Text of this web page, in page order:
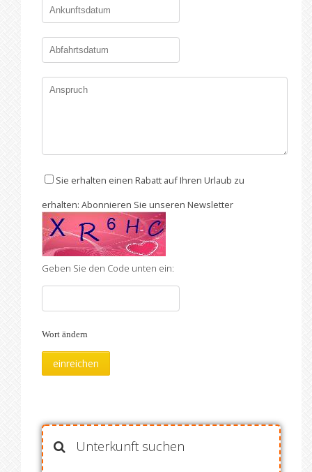
Sie erhalten einen Rabatt auf Ihren Urlaub zu
erhalten: Abonnieren Sie unseren Newsletter
Geben Sie den Code unten ein:
Wort ändern
Unterkunft suchen